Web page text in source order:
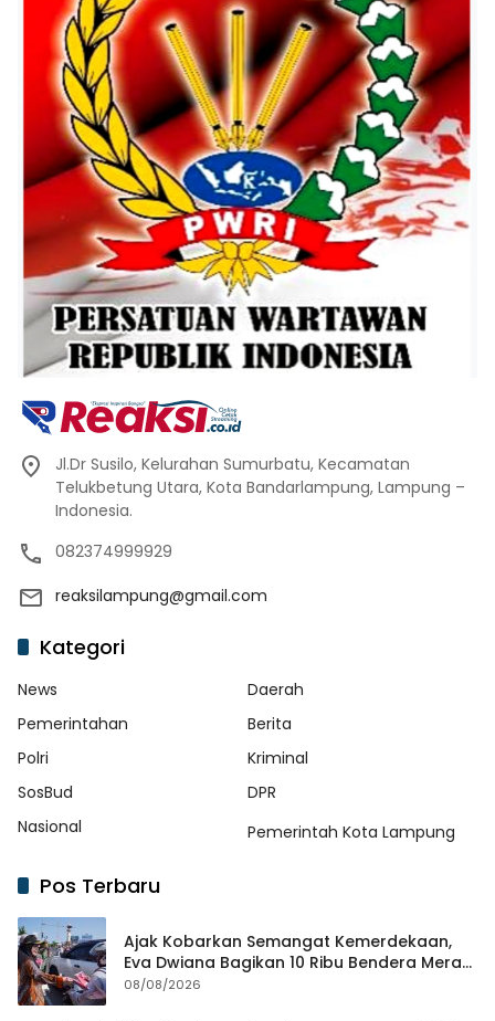
Jl.Dr Susilo, Kelurahan Sumurbatu, Kecamatan
Telukbetung Utara, Kota Bandarlampung, Lampung –
Indonesia.
082374999929
reaksilampung@gmail.com
Kategori
News
Daerah
Pemerintahan
Berita
Polri
Kriminal
SosBud
DPR
Nasional
Pemerintah Kota Lampung
Pos Terbaru
Ajak Kobarkan Semangat Kemerdekaan,
Eva Dwiana Bagikan 10 Ribu Bendera Merah
Putih ke Warga
08/08/2026